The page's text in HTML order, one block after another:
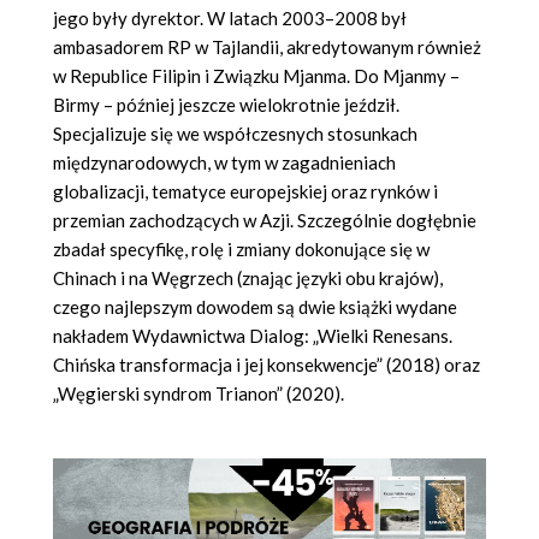
jego były dyrektor. W latach 2003–2008 był
ambasadorem RP w Tajlandii, akredytowanym również
w Republice Filipin i Związku Mjanma. Do Mjanmy –
Birmy – później jeszcze wielokrotnie jeździł.
Specjalizuje się we współczesnych stosunkach
międzynarodowych, w tym w zagadnieniach
globalizacji, tematyce europejskiej oraz rynków i
przemian zachodzących w Azji. Szczególnie dogłębnie
zbadał specyfikę, rolę i zmiany dokonujące się w
Chinach i na Węgrzech (znając języki obu krajów),
czego najlepszym dowodem są dwie książki wydane
nakładem Wydawnictwa Dialog: „Wielki Renesans.
Chińska transformacja i jej konsekwencje” (2018) oraz
„Węgierski syndrom Trianon” (2020).